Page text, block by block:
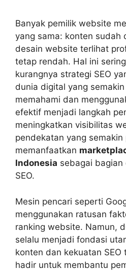
Banyak pemilik website
yang sama: konten sudah
desain website terlihat
tetap rendah. Hal ini
kurangnya strategi SEO
dunia digital yang
memahami dan
efektif menjadi langkah
meningkatkan visibilitas
pendekatan yang semakin
memanfaatkan
Indonesia sebagai
SEO.
Mesin pencari seperti
menggunakan ratusan
ranking website. Namun,
selalu menjadi fondasi
konten dan kekuatan SEO
hadir untuk membantu